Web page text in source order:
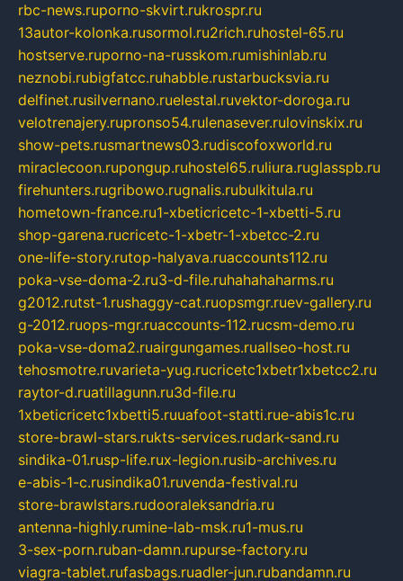
rbc-news.ruporno-skvirt.rukrospr.ru
13autor-kolonka.rusormol.ru2rich.ruhostel-65.ru
hostserve.ruporno-na-russkom.rumishinlab.ru
neznobi.rubigfatcc.ruhabble.rustarbucksvia.ru
delfinet.rusilvernano.ruelestal.ruvektor-doroga.ru
velotrenajery.rupronso54.rulenasever.rulovinskix.ru
show-pets.rusmartnews03.rudiscofoxworld.ru
miraclecoon.rupongup.ruhostel65.ruliura.ruglasspb.ru
firehunters.rugribowo.rugnalis.rubulkitula.ru
hometown-france.ru1-xbeticricetc-1-xbetti-5.ru
shop-garena.rucricetc-1-xbetr-1-xbetcc-2.ru
one-life-story.rutop-halyava.ruaccounts112.ru
poka-vse-doma-2.ru3-d-file.ruhahahaharms.ru
g2012.rutst-1.rushaggy-cat.ruopsmgr.ruev-gallery.ru
g-2012.ruops-mgr.ruaccounts-112.rucsm-demo.ru
poka-vse-doma2.ruairgungames.ruallseo-host.ru
tehosmotre.ruvarieta-yug.rucricetc1xbetr1xbetcc2.ru
raytor-d.ruatillagunn.ru3d-file.ru
1xbeticricetc1xbetti5.ruuafoot-statti.rue-abis1c.ru
store-brawl-stars.rukts-services.rudark-sand.ru
sindika-01.rusp-life.rux-legion.rusib-archives.ru
e-abis-1-c.rusindika01.ruvenda-festival.ru
store-brawlstars.rudooraleksandria.ru
antenna-highly.rumine-lab-msk.ru1-mus.ru
3-sex-porn.ruban-damn.rupurse-factory.ru
viagra-tablet.rufasbags.ruadler-jun.rubandamn.ru